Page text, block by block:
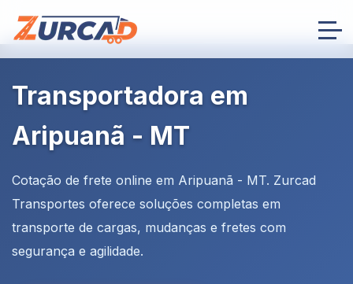
Transportadora em
Aripuanã - MT
Cotação de frete online em Aripuanã - MT. Zurcad
Transportes oferece soluções completas em
transporte de cargas, mudanças e fretes com
segurança e agilidade.